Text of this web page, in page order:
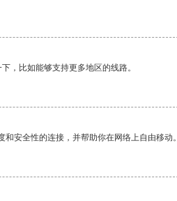
，比如能够支持更多地区的线路。
安全性的连接，并帮助你在网络上自由移动。